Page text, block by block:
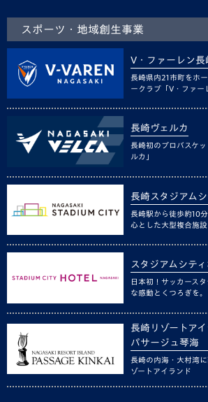
スポーツ・地域創生事業
V・ファーレン長
長崎県内21市町をホ
ークラブ「V・ファー
長崎ヴェルカ
長崎初のプロバスケ
ルカ」
長崎スタジアムシ
長崎駅から徒歩約10
心とした大型複合施設
スタジアムシテ
日本初！サッカース
な感動とくつろぎを。
長崎リゾートア
パサージュ琴海
長崎の内海・大村湾
ゾートアイランド